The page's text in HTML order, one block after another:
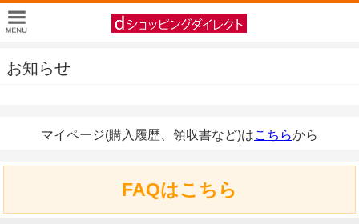
お知らせ
マイページ(購入履歴、領収書など)はこちらから
FAQはこちら